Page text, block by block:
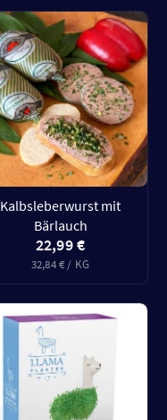
Kalbsleberwurst mit
Bärlauch
22,99 €
32,84 € / KG